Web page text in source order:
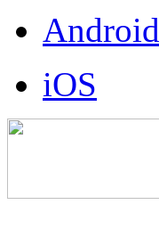
Android
iOS